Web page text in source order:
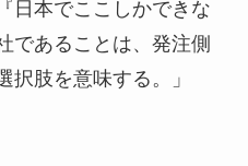
日本でここしかできな
であることは、発注側
択肢を意味する。」